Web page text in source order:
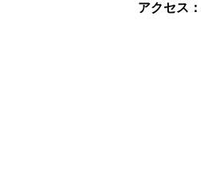
アクセス